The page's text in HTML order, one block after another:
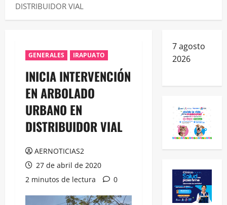
DISTRIBUIDOR VIAL
GENERALES IRAPUATO
INICIA INTERVENCIÓN
EN ARBOLADO
URBANO EN
DISTRIBUIDOR VIAL
AERNOTICIAS2
27 de abril de 2020
2 minutos de lectura
0
7 agosto
2026